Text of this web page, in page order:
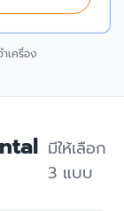
เครื่อง
มีให้เลือก
3 แบบ